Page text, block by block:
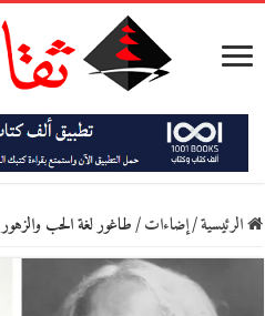
الرئيسية/إضاءات/طاغور لغة الحب والزهور